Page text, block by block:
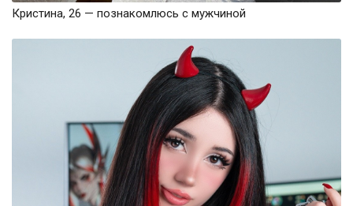
Кристина, 26 — познакомлюсь с мужчиной